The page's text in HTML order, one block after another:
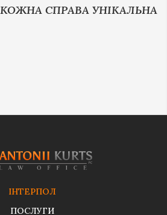
КОЖНА СПРАВА УНІКАЛЬНА
ІНТЕРПОЛ
ПОСЛУГИ